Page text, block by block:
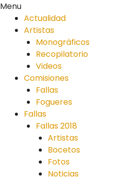
Menu
Actualidad
Artistas
Monográficos
Recopilatorio
Videos
Comisiones
Fallas
Fogueres
Fallas
Fallas 2018
Artistas
Bocetos
Fotos
Noticias